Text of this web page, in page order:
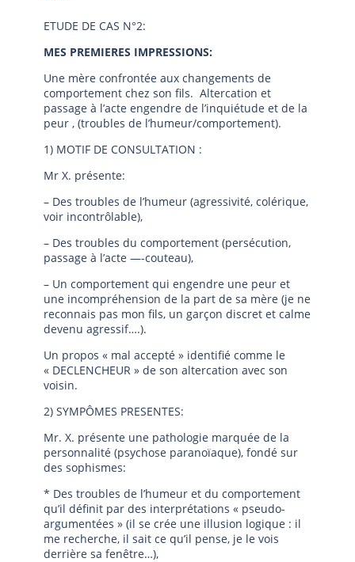
ETUDE DE CAS N°2:
MES PREMIERES IMPRESSIONS:
Une mère confrontée aux changements de
comportement chez son fils. Altercation et
passage à l’acte engendre de l’inquiétude et de la
peur , (troubles de l’humeur/comportement).
1) MOTIF DE CONSULTATION :
Mr X. présente:
– Des troubles de l’humeur (agressivité, colérique,
voir incontrôlable),
– Des troubles du comportement (persécution,
passage à l’acte —-couteau),
– Un comportement qui engendre une peur et
une incompréhension de la part de sa mère (je ne
reconnais pas mon fils, un garçon discret et calme
devenu agressif….).
Un propos « mal accepté » identifié comme le
« DECLENCHEUR » de son altercation avec son
voisin.
2) SYMPÔMES PRESENTES:
Mr. X. présente une pathologie marquée de la
personnalité (psychose paranoïaque), fondé sur
des sophismes:
* Des troubles de l’humeur et du comportement
qu’il définit par des interprétations « pseudo-
argumentées » (il se crée une illusion logique : il
me recherche, il sait ce qu’il pense, je le vois
derrière sa fenêtre…),